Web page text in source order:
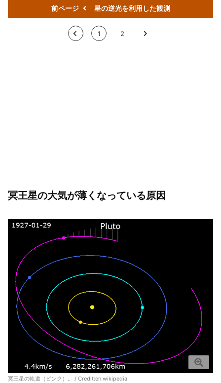
前ページ 星の逆光を利用した観測
< 1 2 >
冥王星の大気が薄くなっている原因
冥王星の軌道（ピンク）。 / Credit:en.wikipedia